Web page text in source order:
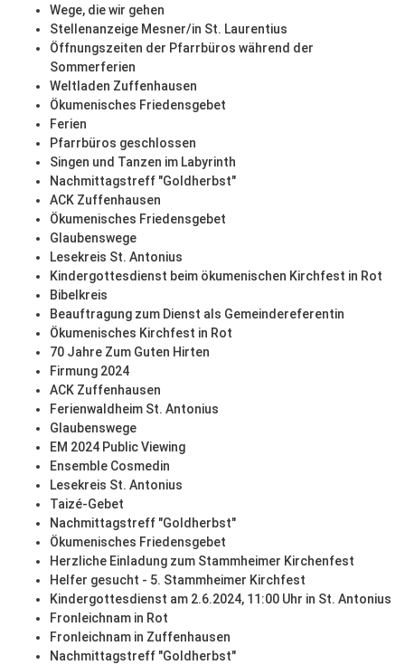
Wege, die wir gehen
Stellenanzeige Mesner/in St. Laurentius
Öffnungszeiten der Pfarrbüros während der
Sommerferien
Weltladen Zuffenhausen
Ökumenisches Friedensgebet
Ferien
Pfarrbüros geschlossen
Singen und Tanzen im Labyrinth
Nachmittagstreff "Goldherbst"
ACK Zuffenhausen
Ökumenisches Friedensgebet
Glaubenswege
Lesekreis St. Antonius
Kindergottesdienst beim ökumenischen Kirchfest in Rot
Bibelkreis
Beauftragung zum Dienst als Gemeindereferentin
Ökumenisches Kirchfest in Rot
70 Jahre Zum Guten Hirten
Firmung 2024
ACK Zuffenhausen
Ferienwaldheim St. Antonius
Glaubenswege
EM 2024 Public Viewing
Ensemble Cosmedin
Lesekreis St. Antonius
Taizé-Gebet
Nachmittagstreff "Goldherbst"
Ökumenisches Friedensgebet
Herzliche Einladung zum Stammheimer Kirchenfest
Helfer gesucht - 5. Stammheimer Kirchfest
Kindergottesdienst am 2.6.2024, 11:00 Uhr in St. Antonius
Fronleichnam in Rot
Fronleichnam in Zuffenhausen
Nachmittagstreff "Goldherbst"